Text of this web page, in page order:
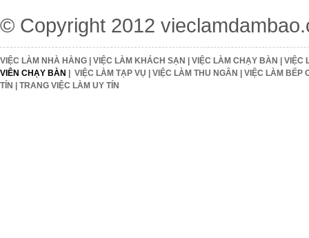
© Copyright 2012
VIỆC LÀM NHÀ HÀNG | VIỆC LÀM KHÁCH SẠN | VIỆC LÀM CHẠY BÀN | VIỆC
VIÊN CHẠY BÀN | VIỆC LÀM TẠP VỤ | VIỆC LÀM THU NGÂN | VIỆC LÀM BẾP
TÍN | TRANG VIỆC LÀM UY TÍN